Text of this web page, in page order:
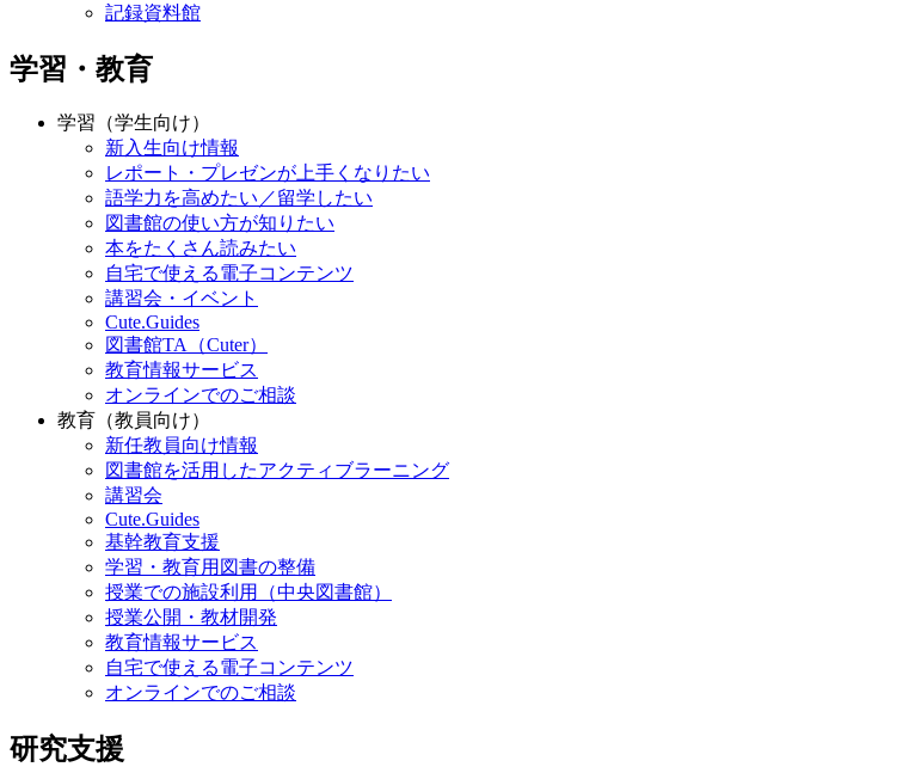
記録資料館
学習・教育
学習（学生向け）
新入生向け情報
レポート・プレゼンが上手くなりたい
語学力を高めたい／留学したい
図書館の使い方が知りたい
本をたくさん読みたい
自宅で使える電子コンテンツ
講習会・イベント
Cute.Guides
図書館TA（Cuter）
教育情報サービス
オンラインでのご相談
教育（教員向け）
新任教員向け情報
図書館を活用したアクティブラーニング
講習会
Cute.Guides
基幹教育支援
学習・教育用図書の整備
授業での施設利用（中央図書館）
授業公開・教材開発
教育情報サービス
自宅で使える電子コンテンツ
オンラインでのご相談
研究支援